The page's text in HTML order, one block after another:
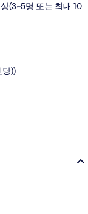
(3~5명 또는 최대 10
당))